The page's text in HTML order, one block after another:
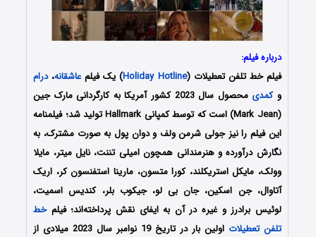
درباره فیلم:
فیلم خط تلفن تعطیلات (Holiday Hotline) یک فیلمعاشقانه،درام
وکمدی
محصول سال 2023 کشور آمریکا به کارگردانی مارک جین
(Mark Jean) است که توسط کمپانی‌ Hallmark تولید شد؛ فیلمنامه
این فیلم را نیز جولی شرمن ولف و دوان پول به صورت مشترک، به
نگارش درآورده و هنرمندانی همچون امیلی تننت، نایل میتر، مایلا
وولک، مایکل استریکلند، کورا متسون، مارینا استفنسون کر، اریک
آتاوال، جن اسکین، جان بی لو، جیکوب بلر، کندیس اسمیت،
لوئیس برادرز و غیره در آن به ایفای نقش پرداخته‌اند؛ فیلمخط
تلفن تعطیلات
اولین بار در تاریخ 19 نوامبر سال 2023 میلادی از